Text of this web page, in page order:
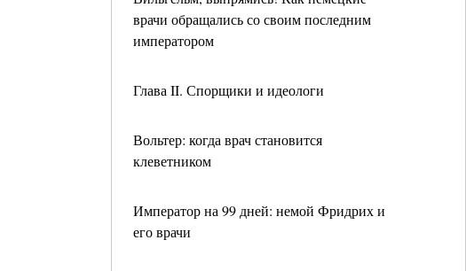
врачи обращались со своим последним
императором
Глава II. Спорщики и идеологи
Вольтер: когда врач становится
клеветником
Император на 99 дней: немой Фридрих и
его врачи